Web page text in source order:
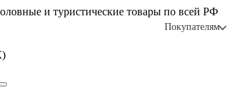
и туристические товары по всей РФ
Покупателям